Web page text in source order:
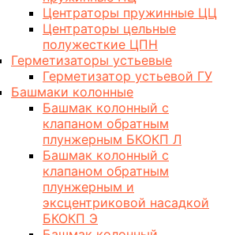
Центраторы пружинные ЦЦ
Центраторы цельные
полужесткие ЦПН
Герметизаторы устьевые
Герметизатор устьевой ГУ
Башмаки колонные
Башмак колонный с
клапаном обратным
плунжерным БКОКП Л
Башмак колонный с
клапаном обратным
плунжерным и
эксцентриковой насадкой
БКОКП Э